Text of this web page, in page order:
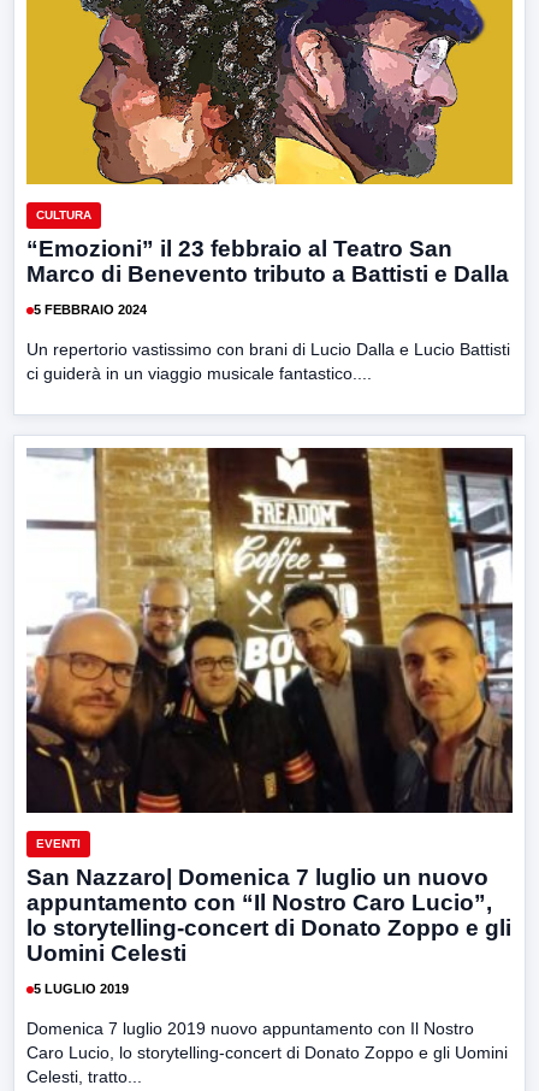
CULTURA
“Emozioni” il 23 febbraio al Teatro San
Marco di Benevento tributo a Battisti e Dalla
5 FEBBRAIO 2024
Un repertorio vastissimo con brani di Lucio Dalla e Lucio Battisti
ci guiderà in un viaggio musicale fantastico....
EVENTI
San Nazzaro| Domenica 7 luglio un nuovo
appuntamento con “Il Nostro Caro Lucio”,
lo storytelling-concert di Donato Zoppo e gli
Uomini Celesti
5 LUGLIO 2019
Domenica 7 luglio 2019 nuovo appuntamento con Il Nostro
Caro Lucio, lo storytelling-concert di Donato Zoppo e gli Uomini
Celesti, tratto...